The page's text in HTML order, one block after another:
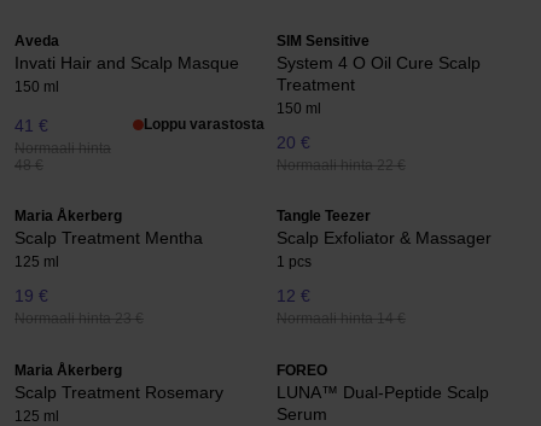
Aveda
Invati Hair and Scalp Masque
150 ml
41 €
Normaali hinta
48 €
Loppu varastosta
SIM Sensitive
System 4 O Oil Cure Scalp
Treatment
150 ml
20 €
Normaali hinta 22 €
Maria Åkerberg
Scalp Treatment Mentha
125 ml
19 €
Normaali hinta 23 €
Tangle Teezer
Scalp Exfoliator & Massager
1 pcs
12 €
Normaali hinta 14 €
Maria Åkerberg
Scalp Treatment Rosemary
125 ml
FOREO
LUNA™ Dual-Peptide Scalp
Serum